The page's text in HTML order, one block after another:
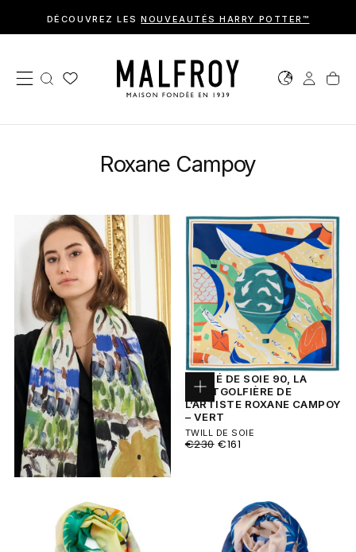
Passer
contenu
DÉCOUVREZ LESNOUVEAUTÉS HARRY POTTER™
Roxane Campoy
Ajouter
au
panier
CARRÉ DE SOIE 90, LA
MONTGOLFIÈRE DE
L’ARTISTE ROXANE CAMPOY
– VERT
TWILL DE SOIE
PRIX
€230 PRIX
€161